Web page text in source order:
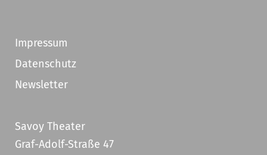
Impressum
Datenschutz
Newsletter
Savoy Theater
Graf-Adolf-Straße 47